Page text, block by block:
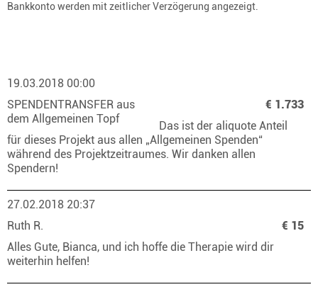
Bankkonto werden mit zeitlicher Verzögerung angezeigt.
19.03.2018 00:00
SPENDENTRANSFER aus
dem Allgemeinen Topf
€ 1.733
Das ist der aliquote Anteil
für dieses Projekt aus allen „Allgemeinen Spenden“
während des Projektzeitraumes. Wir danken allen
Spendern!
27.02.2018 20:37
Ruth R.
€ 15
Alles Gute, Bianca, und ich hoffe die Therapie wird dir
weiterhin helfen!